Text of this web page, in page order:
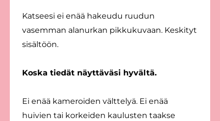
Katseesi ei enää hakeudu ruudun
vasemman alanurkan pikkukuvaan. Keskityt
sisältöön.
Koska tiedät näyttäväsi hyvältä.
Ei enää kameroiden välttelyä. Ei enää
huivien tai korkeiden kaulusten taakse